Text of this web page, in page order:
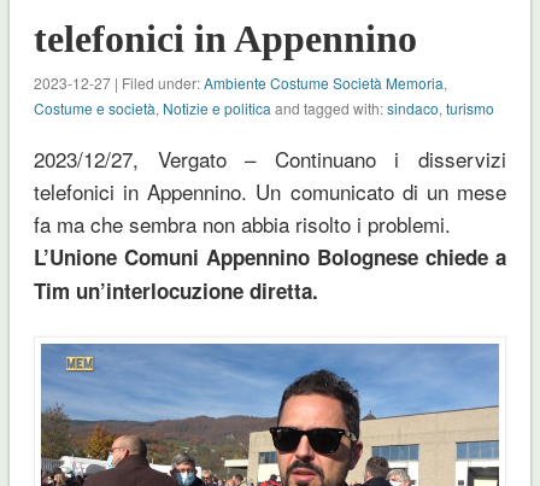
telefonici in Appennino
2023-12-27 | Filed under:Ambiente Costume Società Memoria,
Costume e società, Notizie e politica and tagged with:sindaco, turismo
2023/12/27, Vergato – Continuano i disservizi
telefonici in Appennino. Un comunicato di un mese
fa ma che sembra non abbia risolto i problemi.
L’Unione Comuni Appennino Bolognese chiede a
Tim un’interlocuzione diretta.